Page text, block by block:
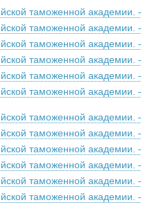
таможенной
таможенной
таможенной
таможенной
таможенной
таможенной
таможенной
таможенной
таможенной
таможенной
таможенной
таможенной